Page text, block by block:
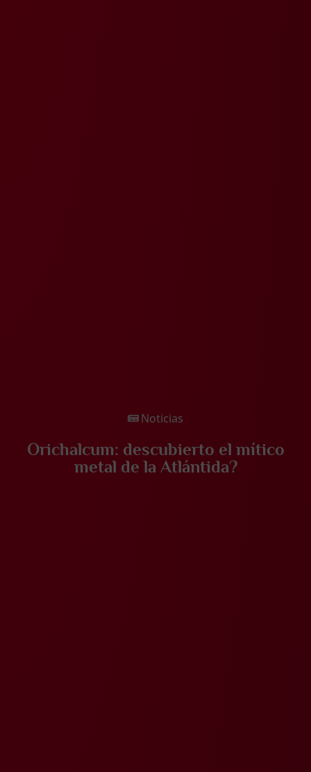
Noticias
Orichalcum: descubierto el mítico
metal de la Atlántida?